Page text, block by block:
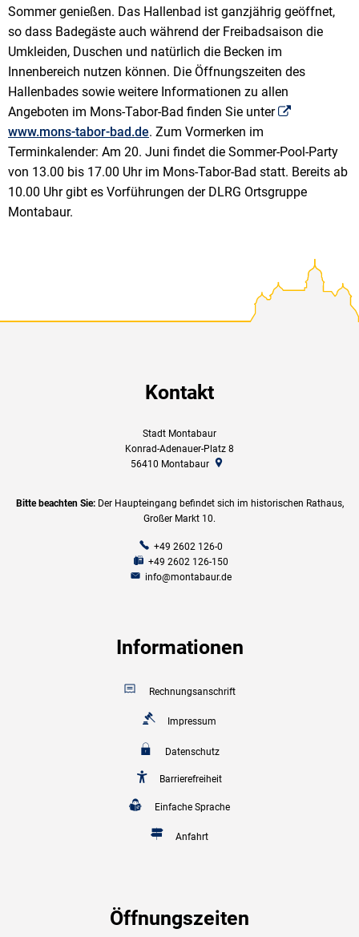
Sommer genießen. Das Hallenbad ist ganzjährig geöffnet,
so dass Badegäste auch während der Freibadsaison die
Umkleiden, Duschen und natürlich die Becken im
Innenbereich nutzen können. Die Öffnungszeiten des
Hallenbades sowie weitere Informationen zu allen
Angeboten im Mons-Tabor-Bad finden Sie unter
www.mons-tabor-bad.de. Zum Vormerken im
Terminkalender: Am 20. Juni findet die Sommer-Pool-Party
von 13.00 bis 17.00 Uhr im Mons-Tabor-Bad statt. Bereits ab
10.00 Uhr gibt es Vorführungen der DLRG Ortsgruppe
Montabaur.
Kontakt
Stadt Montabaur
Konrad-Adenauer-Platz 8
56410 Montabaur
Bitte beachten Sie: Der Haupteingang befindet sich im historischen Rathaus,
Großer Markt 10.
+49 2602 126-0
+49 2602 126-150
info@montabaur.de
Informationen
Rechnungsanschrift
Impressum
Datenschutz
Barrierefreiheit
Einfache Sprache
Anfahrt
Öffnungszeiten